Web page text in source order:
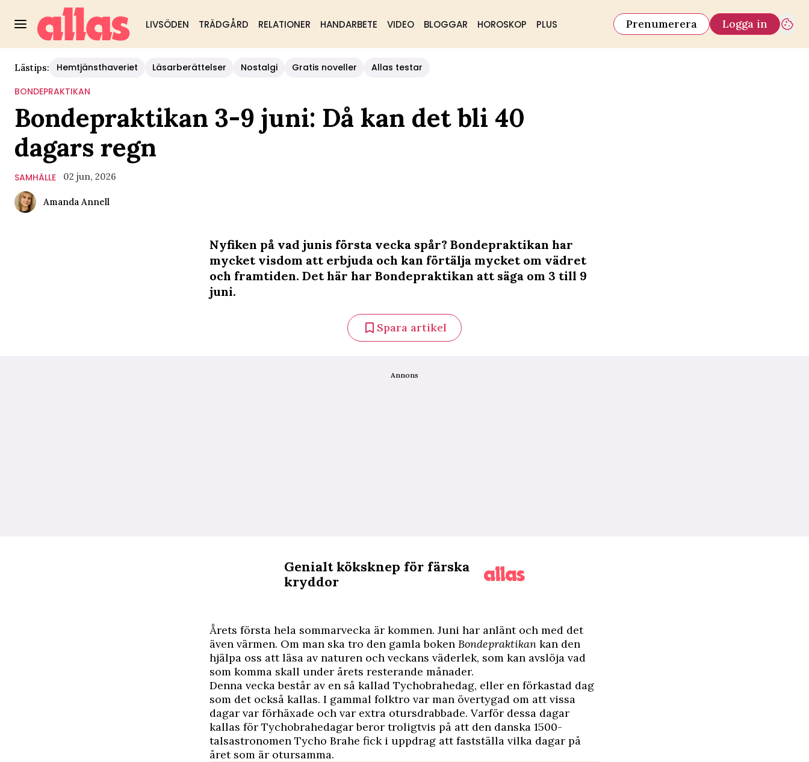
LIVSÖDEN TRÄDGÅRD RELATIONER HANDARBETE VIDEO BLOGGAR HOROSKOP PLUS Prenumerera Logga in
Lästips: Hemtjänsthaveriet Läsarberättelser Nostalgi Gratis noveller
Allas testar
BONDEPRAKTIKAN
Bondepraktikan 3-9 juni: Då kan det bli 40
dagars regn
SAMHÄLLE 02 jun, 2026
Amanda Annell
Nyfiken på vad junis första vecka spår? Bondepraktikan har
mycket visdom att erbjuda och kan förtälja mycket om vädret
och framtiden. Det här har Bondepraktikan att säga om 3 till 9
juni.
Spara artikel
Annons
Genialt köksknep för färska
kryddor
Årets första hela sommarvecka är kommen. Juni har anlänt och med det
även värmen. Om man ska tro den gamla boken Bondepraktikan kan den
hjälpa oss att läsa av naturen och veckans väderlek, som kan avslöja vad
som komma skall under årets resterande månader.
Denna vecka består av en så kallad Tychobrahedag, eller en förkastad dag
som det också kallas. I gammal folktro var man övertygad om att vissa
dagar var förhäxade och var extra otursdrabbade. Varför dessa dagar
kallas för Tychobrahedagar beror troligtvis på att den danska 1500-
talsastronomen Tycho Brahe fick i uppdrag att fastställa vilka dagar på
året som är otursamma.